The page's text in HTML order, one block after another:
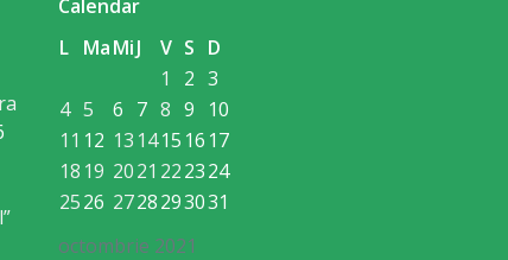
Calendar
octombrie 2021
L MaMiJ V S D
1
2 3
4 5 6 7 8 9
10
11 12 13 1415 16 17
18 19 2021 222324
2526 2728293031